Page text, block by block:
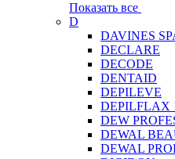
Показать все
D
DAVINES
DECLARE
DECODE
DENTAID
DEPILEVE
DEPILFLAX
DEW
DEWAL
DEWAL